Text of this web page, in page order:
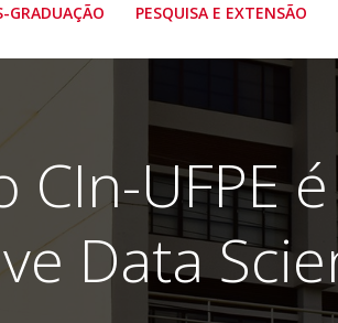
GRADUAÇÃO PESQUISA E EXTENSÃO
CIn-UFPE
Data